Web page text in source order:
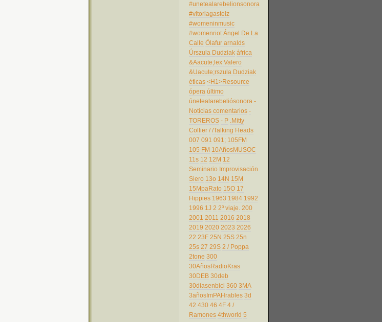
#unetealarebelionsonora
#vitoriagasteiz
#womeninmusic
#womenriot Ángel De La
Calle Ölafur arnalds
Úrszula Dudziak áfrica
&Aacute;lex Valero
&Uacute;rszula Dudziak
éticas <H1>Resource
ópera último
únetealarebeliósonora -
Noticias comentarios -
TOREROS - P .Mitty
Collier / /Talking Heads
007 091 091; 105FM
105 FM 10AñosMUSOC
11s 12 12M 12
Seminario Improvisación
Siero 13o 14N 15M
15MpaRato 15O 17
Hippies 1963 1984 1992
1996 1J 2 2º viaje. 200
2001 2011 2016 2018
2019 2020 2023 2026
22 23F 25N 25S 25n
25s 27 29S 2 / Poppa
2tone 300
30AñosRadioKras
30DEB 30deb
30diasenbici 360 3MA
3añosImPAHrables 3d
42 430 46 4F 4 /
Ramones 4thworld 5